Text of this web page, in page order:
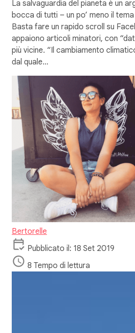
La salvaguardia del pianeta è un
bocca di tutti – un po’ meno il
Basta fare un rapido scroll su
appaiono articoli minatori, con
più vicine. “Il cambiamento
dal quale…
Bertorelle
Pubblicato il: 18 Set 2019
8 Tempo di lettura